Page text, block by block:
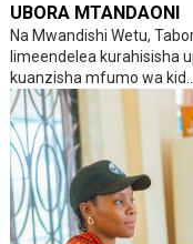
UBORA MTANDAONI
Na Mwandishi Wetu,
limeendelea kurahisisha
kuanzisha mfumo wa kid...